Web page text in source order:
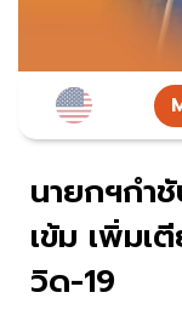
นายกฯกำ
เข้ม เพิ่มเ
วิด-19